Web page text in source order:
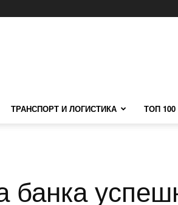
ТРАНСПОРТ И ЛОГИСТИКА ТОП